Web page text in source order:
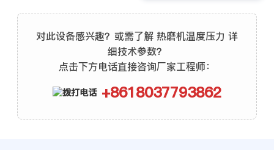
对此设备感兴趣？或需了解 热磨机温度压力 详
细技术参数？
点击下方电话直接咨询厂家工程师：
+8618037793862